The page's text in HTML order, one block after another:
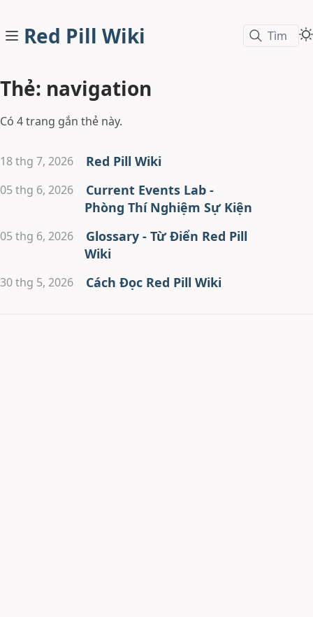
Red Pill Wiki Tìm
Thẻ: navigation
Có 4 trang gắn thẻ này.
18 thg 7, 2026 Red Pill Wiki
05 thg 6, 2026
Current Events Lab -
Phòng Thí Nghiệm Sự Kiện
05 thg 6, 2026
Glossary - Từ Điển Red Pill
Wiki
30 thg 5, 2026 Cách Đọc Red Pill Wiki